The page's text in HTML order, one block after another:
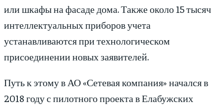
или шкафы на фасаде дома. Также около 15 тысяч
интеллектуальных приборов учета
устанавливаются при технологическом
присоединении новых заявителей.
Путь к этому в АО «Сетевая компания» начался в
2018 году с пилотного проекта в Елабужских